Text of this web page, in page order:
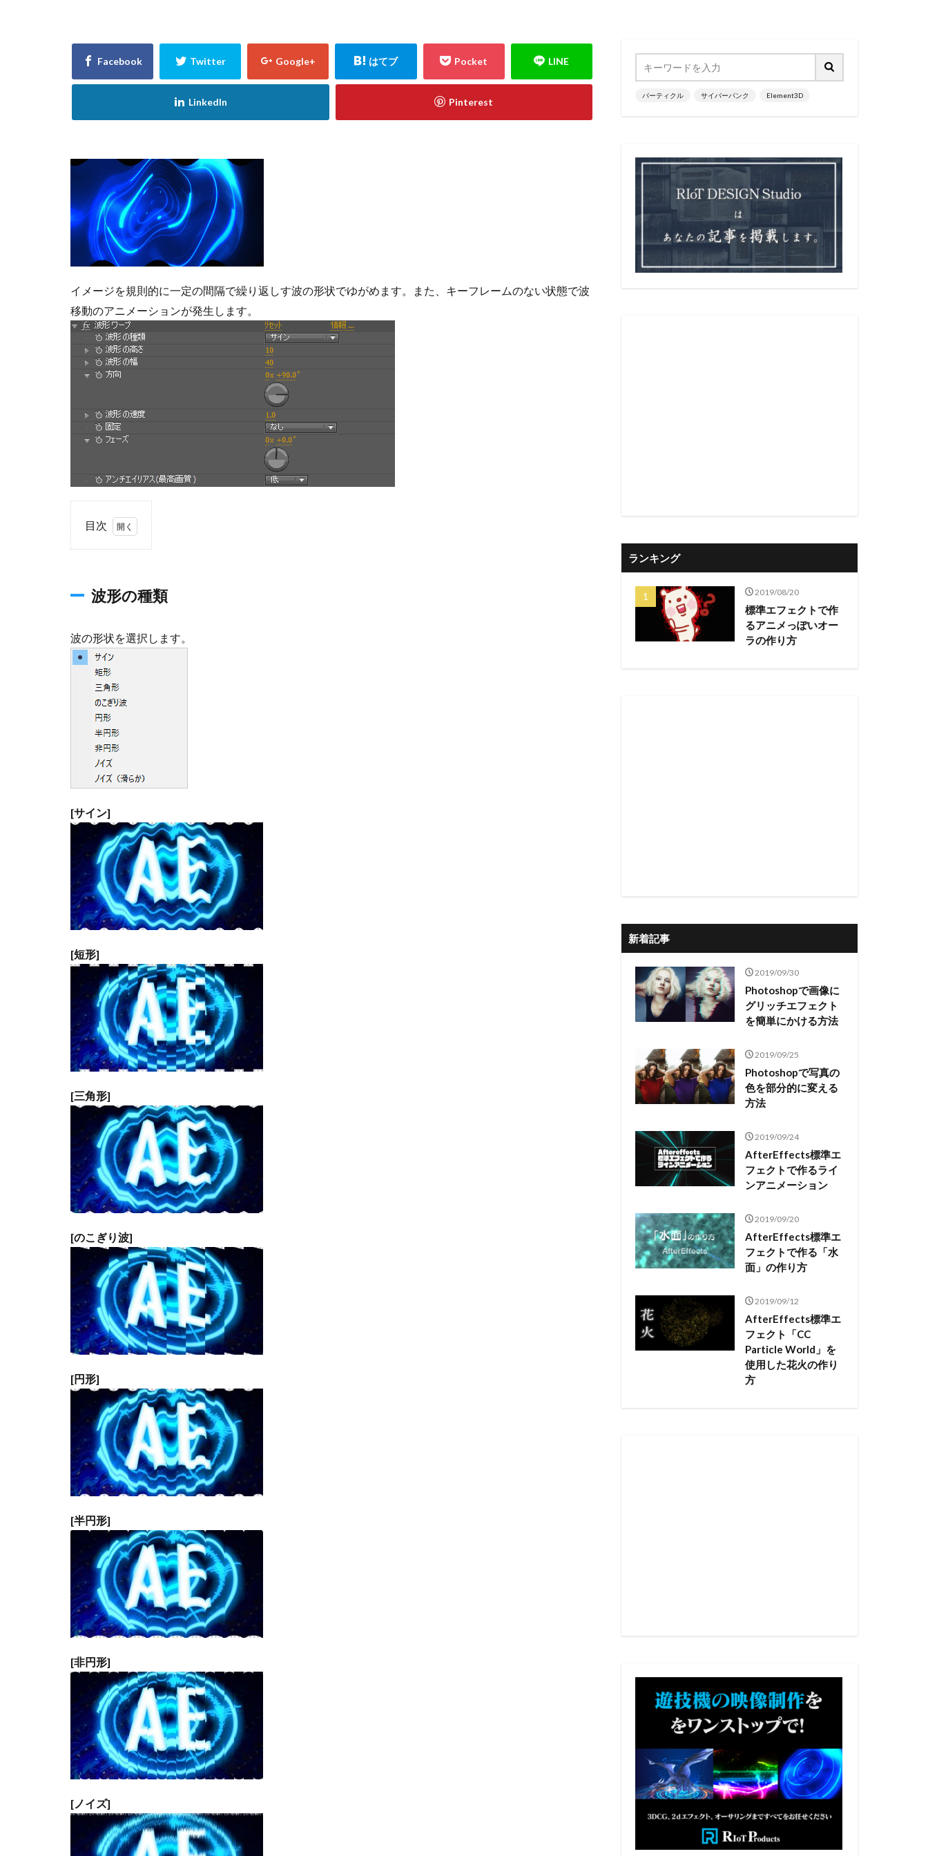
イメージを規則的に一定の間隔で繰り返しす波の形状でゆがめます。また、キーフレームのない状態で波
移動のアニメーションが発生します。
目次
の
種
2
の
4
向
5
波
形
の
度
固
7
フ
ェ
ズ
アン
チエ
イリ
アス
（最
高画
波形の種類
波の形状を選択します。
[サイン]
[短形]
[三角形]
[のこぎり波]
[円形]
[半円形]
[非円形]
[ノイズ]
パーティクル サイバーパンク Element3D
ランキング
2019/08/20
標準エフェクトで作
るアニメっぽいオー
ラの作り方
新着記事
2019/09/30
Photoshopで画像に
グリッチエフェクト
を簡単にかける方法
2019/09/25
Photoshopで写真の
色を部分的に変える
方法
2019/09/24
AfterEffects標準エ
フェクトで作るライ
ンアニメーション
2019/09/20
AfterEffects標準エ
フェクトで作る「水
面」の作り方
2019/09/12
AfterEffects標準エ
フェクト「CC
Particle World」を
使用した花火の作り
方